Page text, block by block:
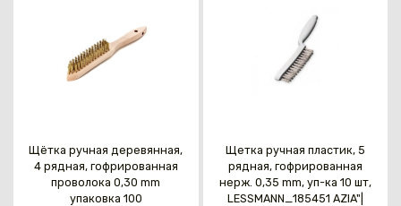
Щётка ручная деревянная,
4 рядная, гофрированная
проволока 0,30 mm
упаковка 100
Щетка ручная пластик, 5
рядная, гофрированная
нерж. 0,35 mm, уп-ка 10 шт,
LESSMANN_185451 AZIA"|